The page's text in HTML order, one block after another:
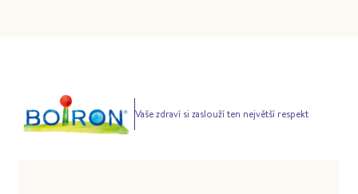
Vaše zdraví si zaslouží ten největší respekt